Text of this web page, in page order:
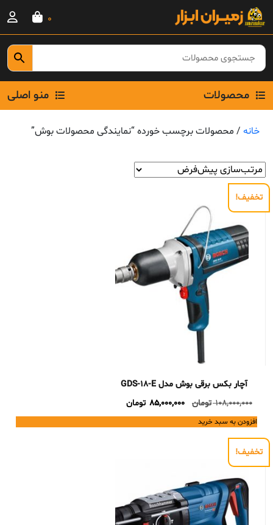
Skip
content
0
محصولات منو اصلی
خانه / محصولات برچسب خورده “نمایندگی محصولات بوش”
تخفیف!
آچار بکس برقی بوش مدل GDS-18-E
108,000,000 تومان
Original
price
was:
85,000,000 تومانCurrent
price
is:
افزودن به سبد خرید
تخفیف!